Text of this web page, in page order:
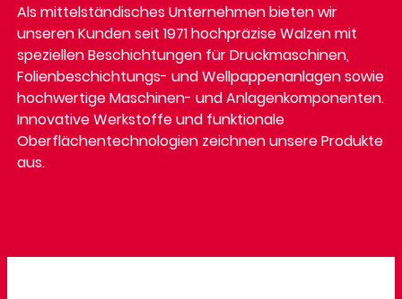
Als mittelständisches Unternehmen bieten wir
unseren Kunden seit 1971 hochpräzise Walzen mit
speziellen Beschichtungen für Druckmaschinen,
Folienbeschichtungs- und Wellpappenanlagen sowie
hochwertige Maschinen- und Anlagenkomponenten.
Innovative Werkstoffe und funktionale
Oberflächentechnologien zeichnen unsere Produkte
aus.